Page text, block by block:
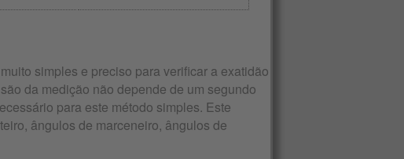
simples e preciso para verificar a exatidão
da medição não depende de um segundo
para este método simples. Este
ângulos de marceneiro, ângulos de